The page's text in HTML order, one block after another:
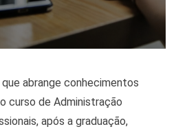
abrange conhecimentos
curso de Administração
após a graduação,